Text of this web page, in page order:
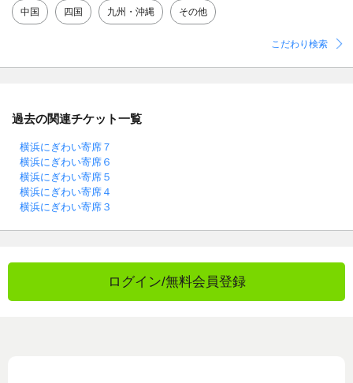
中国 四国 九州・沖縄 その他
こだわり検索
過去の関連チケット一覧
横浜にぎわい寄席７
横浜にぎわい寄席６
横浜にぎわい寄席５
横浜にぎわい寄席４
横浜にぎわい寄席３
ログイン/無料会員登録